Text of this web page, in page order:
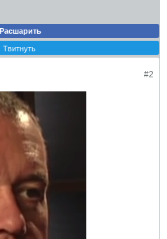
Расшарить
Твитнуть
#2